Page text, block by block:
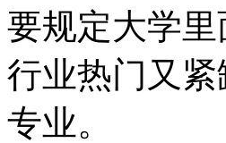
要规定大学
行业热门又
专业。